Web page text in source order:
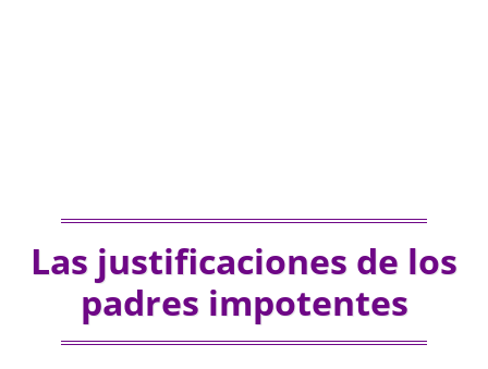
Las justificaciones de los
padres impotentes